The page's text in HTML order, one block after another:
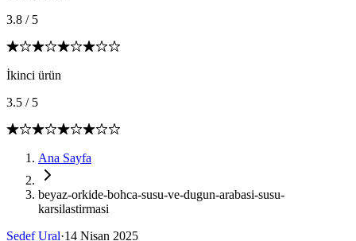
3.8 / 5
İkinci ürün
3.5 / 5
Ana Sayfa
beyaz-orkide-bohca-susu-ve-dugun-arabasi-susu-
karsilastirmasi
Sedef Ural·14 Nisan 2025